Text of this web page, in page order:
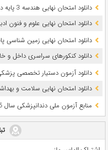
دانلود امتحان نهایی هندسه 3 پایه دوازدهم تیر 1405
دانلود امتحان نهایی علوم و فنون ادبی 3 پایه دوازدهم تیر
دانلود امتحان نهایی زمین شناسی پایه
دانلود کنکورهای سراسری داخل و خارج از
دانلود آزمون دستیار تخصصی پزشکی سال 1405 +
دانلود امتحان نهایی سلامت و بهداشت پایه
ﻣﻨﺎﺑﻊ آزﻣﻮن ﻣﻠﯽ دندانپزشکی سال 1405 (دوره های 25 و 26)